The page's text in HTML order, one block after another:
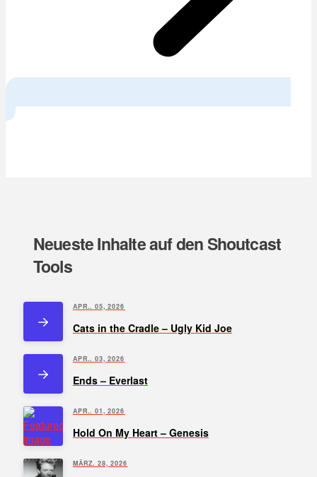
Next
Neueste Inhalte auf den Shoutcast
Tools
APR.. 05, 2026
Cats in the Cradle – Ugly Kid Joe
APR.. 03, 2026
Ends – Everlast
APR.. 01, 2026
Hold On My Heart – Genesis
MÄRZ. 28, 2026